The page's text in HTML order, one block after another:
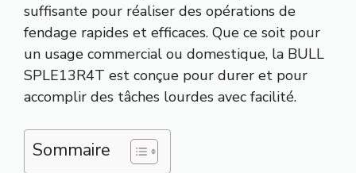
suffisante pour réaliser des opérations de
fendage rapides et efficaces. Que ce soit pour
un usage commercial ou domestique, la BULL
SPLE13R4T est conçue pour durer et pour
accomplir des tâches lourdes avec facilité.
Sommaire